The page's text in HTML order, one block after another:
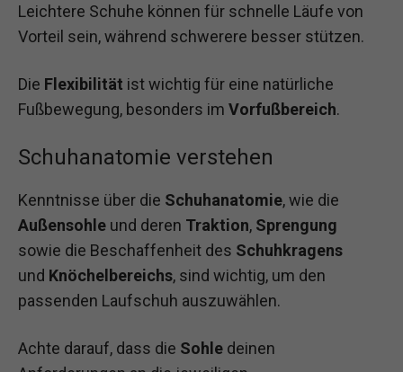
Leichtere Schuhe können für schnelle Läufe von
Vorteil sein, während schwerere besser stützen.
Die Flexibilität ist wichtig für eine natürliche
Fußbewegung, besonders im Vorfußbereich.
Schuhanatomie verstehen
Kenntnisse über die Schuhanatomie, wie die
Außensohle und deren Traktion, Sprengung
sowie die Beschaffenheit des Schuhkragens
und Knöchelbereichs, sind wichtig, um den
passenden Laufschuh auszuwählen.
Achte darauf, dass die Sohle deinen